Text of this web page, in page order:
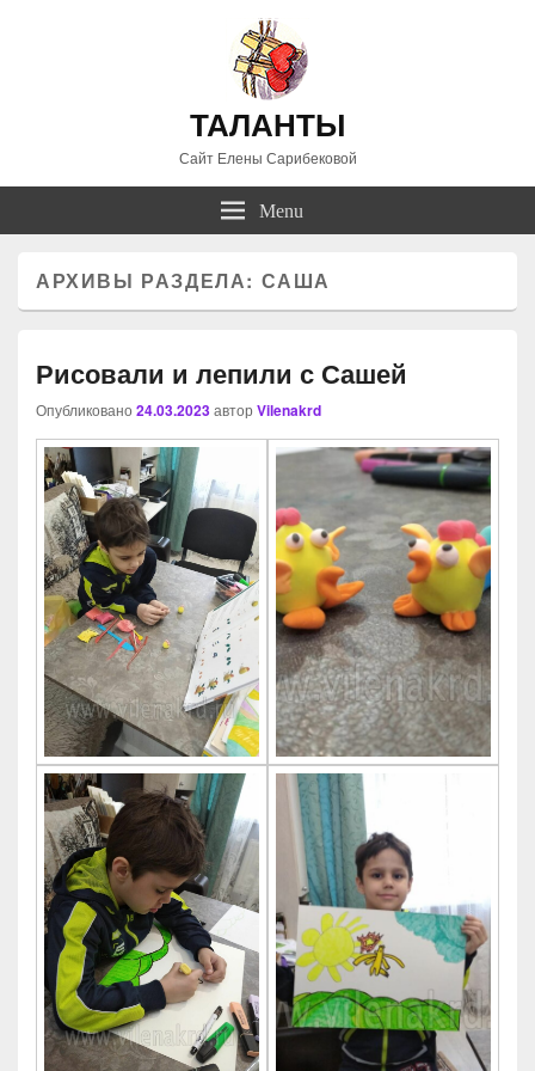
ТАЛАНТЫ
Сайт Елены Сарибековой
Menu
АРХИВЫ РАЗДЕЛА: САША
Рисовали и лепили с Сашей
Опубликовано 24.03.2023автор Vilenakrd